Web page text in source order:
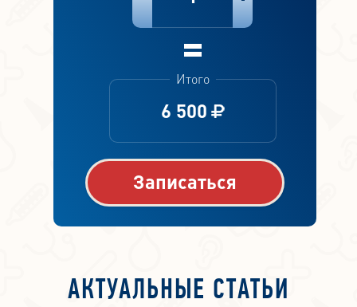
6 500
Итого
Записаться
АКТУАЛЬНЫЕ СТАТЬИ